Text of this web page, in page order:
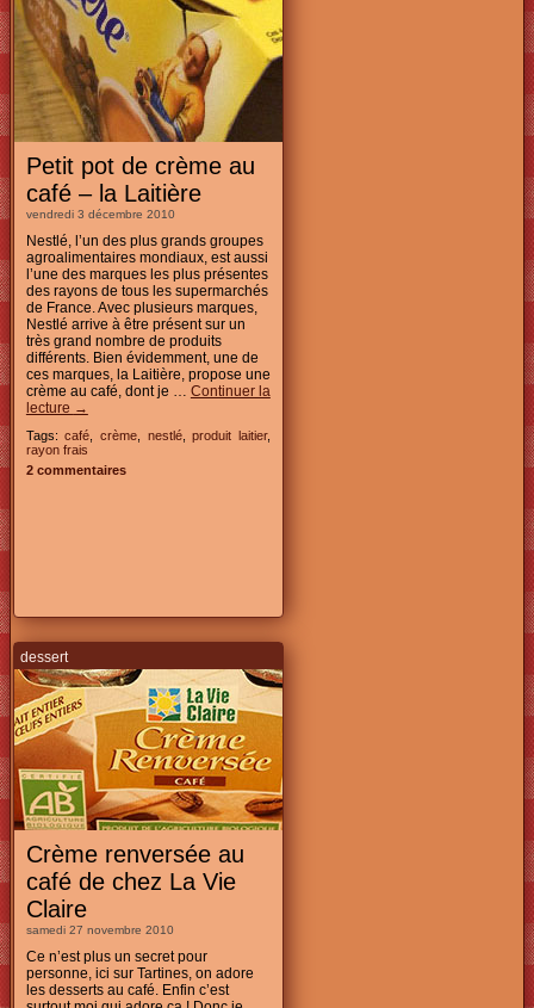
Petit pot de crème au
café – la Laitière
vendredi 3 décembre 2010
Nestlé, l’un des plus grands groupes
agroalimentaires mondiaux, est aussi
l’une des marques les plus présentes
des rayons de tous les supermarchés
de France. Avec plusieurs marques,
Nestlé arrive à être présent sur un
très grand nombre de produits
différents. Bien évidemment, une de
ces marques, la Laitière, propose une
crème au café, dont je … Continuer la
lecture →
Tags:café ,crème nestlé,produit laitier,
rayon frais
2 commentaires
dessert
Crème renversée au
café de chez La Vie
Claire
samedi 27 novembre 2010
Ce n’est plus un secret pour
personne, ici sur Tartines, on adore
les desserts au café. Enfin c’est